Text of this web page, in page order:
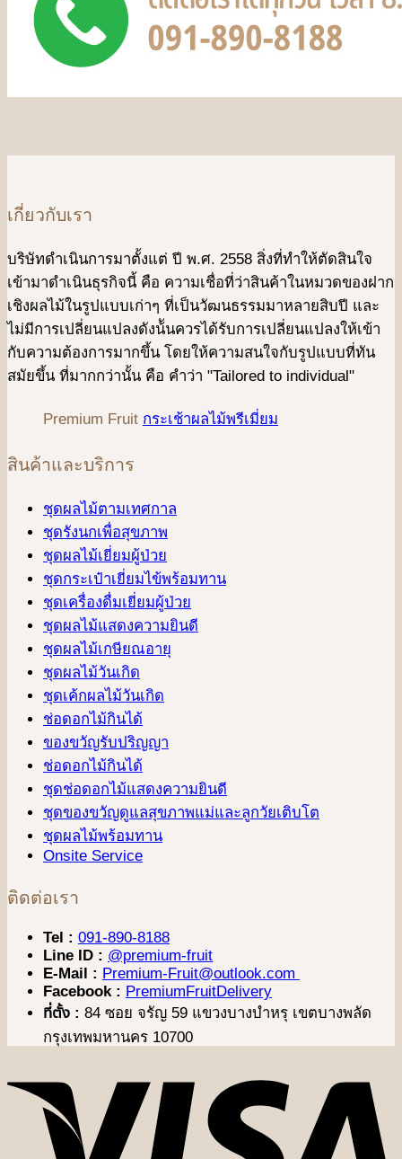
เกี่ยวกับเรา
บริษัทดําเนินการมาตั้งแต่ ปี พ.ศ. 2558 สิ่งที่ทำให้ตัดสินใจ
เข้ามาดําเนินธุรกิจนี้ คือ ความเชื่อที่ว่าสินค้าในหมวดของฝาก
เชิงผลไม้ในรูปแบบเก่าๆ ที่เป็นวัฒนธรรมมาหลายสิบปี และ
ไม่มีการเปลี่ยนแปลงดังน้ันควรได้รับการเปลี่ยนแปลงให้เข้า
กับความต้องการมากขึ้น โดยให้ความสนใจกับรูปแบบที่ทัน
สมัยขึ้น ที่มากกว่านั้น คือ คําว่า "Tailored to individual"
Premium Fruit กระเช้าผลไม้พรีเมี่ยม
สินค้าและบริการ
ชุดผลไม้ตามเทศกาล
ชุดรังนกเพื่อสุขภาพ
ชุดผลไม้เยี่ยมผู้ป่วย
ชุดกระเป๋าเยี่ยมไข้พร้อมทาน
ชุดเครื่องดื่มเยี่ยมผู้ป่วย
ชุดผลไม้แสดงความยินดี
ชุดผลไม้เกษียณอายุ
ชุดผลไม้วันเกิด
ชุดเค้กผลไม้วันเกิด
ช่อดอกไม้กินได้
ของขวัญรับปริญญา
ช่อดอกไม้กินได้
ชุดช่อดอกไม้แสดงความยินดี
ชุดของขวัญดูแลสุขภาพแม่และลูกวัยเติบโต
ชุดผลไม้พร้อมทาน
Onsite Service
ติดต่อเรา
Tel : 091-890-8188
Line ID : @premium-fruit
E-Mail : Premium-Fruit@outlook.com
Facebook : PremiumFruitDelivery
ที่ตั้ง : 84 ซอย จรัญ 59 แขวงบางบำหรุ เขตบางพลัด
กรุงเทพมหานคร 10700